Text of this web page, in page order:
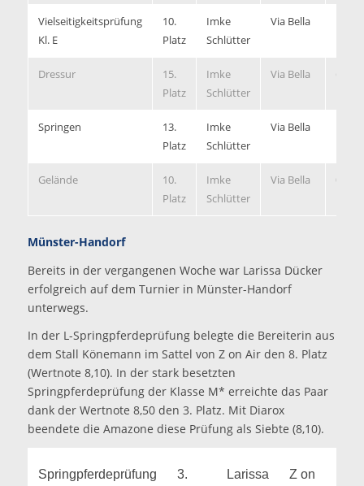
Vielseitigkeitsprüfung
Kl. E
10.
Platz
Imke
Schlütter
Via Bella
Dressur
15.
Platz
Imke
Schlütter
Via Bella
Springen
13.
Platz
Imke
Schlütter
Via Bella
Gelände
10.
Platz
Imke
Schlütter
Via Bella 0/2:31
Münster-Handorf
Bereits in der vergangenen Woche war Larissa Dücker
erfolgreich auf dem Turnier in Münster-Handorf
unterwegs.
In der L-Springpferdeprüfung belegte die Bereiterin aus
dem Stall Könemann im Sattel von Z on Air den 8. Platz
(Wertnote 8,10). In der stark besetzten
Springpferdeprüfung der Klasse M* erreichte das Paar
dank der Wertnote 8,50 den 3. Platz. Mit Diarox
beendete die Amazone diese Prüfung als Siebte (8,10).
Springpferdeprüfung
3.
Larissa
Z on